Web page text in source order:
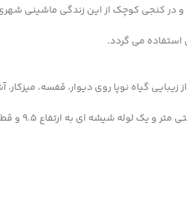
کنجی کوچک از این زندگی ماشینی
استفاده می گردد.
گیاه نوپا روی دیوار، قفسه، میزکار،